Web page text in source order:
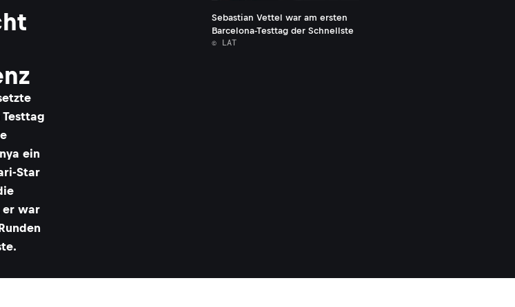
ein
Star
er war
Sebastian Vettel war am ersten
Barcelona-Testtag der Schnellste
© LAT